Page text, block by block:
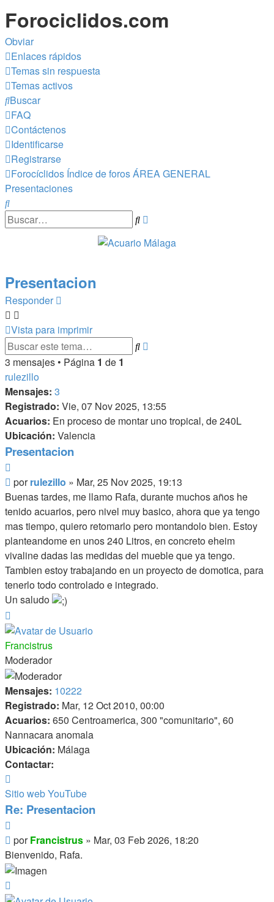
Forociclidos.com
Obviar
Enlaces rápidos
Temas sin respuesta
Temas activos
Buscar
FAQ
Contáctenos
Identificarse
Registrarse
Forocíclidos Índice de forosÁREA GENERAL
Presentaciones
Buscar
Buscar
Presentacion
Responder
Vista para imprimir
Buscar
3 mensajes • Página 1 de 1
rulezillo
Mensajes: 3
Registrado: Vie, 07 Nov 2025, 13:55
Acuarios: En proceso de montar uno tropical, de 240L
Ubicación: Valencia
Presentacion
Mensaje
porrulezillo » Mar, 25 Nov 2025, 19:13
Buenas tardes, me llamo Rafa, durante muchos años he
tenido acuarios, pero nivel muy basico, ahora que ya tengo
mas tiempo, quiero retomarlo pero montandolo bien. Estoy
planteandome en unos 240 Litros, en concreto eheim
vivaline dadas las medidas del mueble que ya tengo.
Tambien estoy trabajando en un proyecto de domotica, para
tenerlo todo controlado e integrado.
Un saludo
Francistrus
Moderador
Mensajes: 10222
Registrado: Mar, 12 Oct 2010, 00:00
Acuarios: 650 Centroamerica, 300 "comunitario", 60
Nannacara anomala
Ubicación: Málaga
Contactar:
Francistrus
Sitio webYouTube
Re: Presentacion
Mensaje
porFrancistrus » Mar, 03 Feb 2026, 18:20
Bienvenido, Rafa.